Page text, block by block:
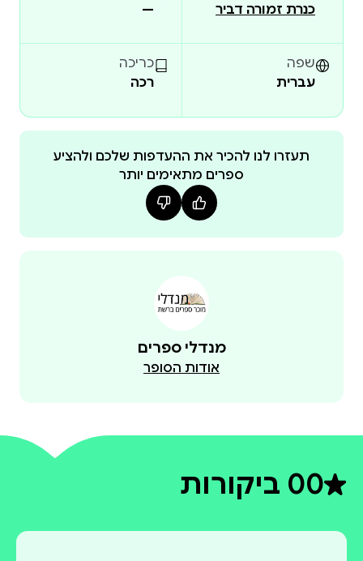
כנרת זמורה דביר
—
שפה
עברית
כריכה
רכה
תעזרו לנו להכיר את ההעדפות שלכם ולהציע
ספרים מתאימים יותר
מנדלי ספרים
אודות הסופר
0דירוג ממוצע 0 מתוך 5
0 ביקורות